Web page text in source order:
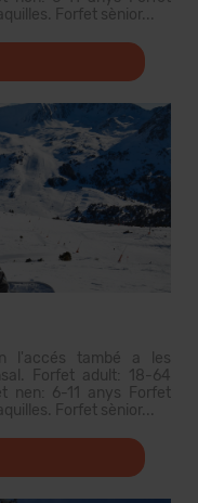
Forfet sènior...
l'accés també a les
Forfet adult: 18-64
nen: 6-11 anys Forfet
Forfet sènior...